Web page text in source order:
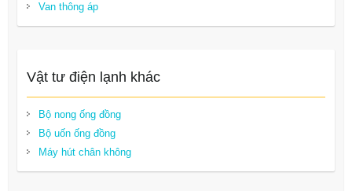
Van thông áp
Vật tư điện lạnh khác
Bộ nong ống đồng
Bộ uốn ống đồng
Máy hút chân không